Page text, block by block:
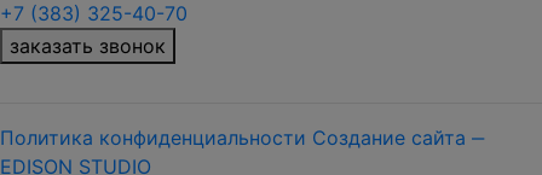
+7 (383) 325-40-70
заказать звонок
Политика конфиденциальности Создание сайта ‒
EDISON STUDIO